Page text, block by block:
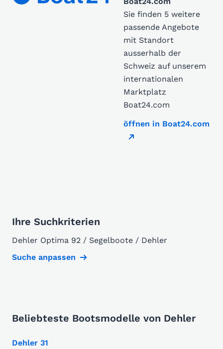
Sie finden 5 weitere
passende Angebote
mit Standort
ausserhalb der
Schweiz auf unserem
internationalen
Marktplatz
Boat24.com
öffnen in Boat24.com
Ihre Suchkriterien
Dehler Optima 92 / Segelboote / Dehler
Suche anpassen
Beliebteste Bootsmodelle von Dehler
Dehler 31